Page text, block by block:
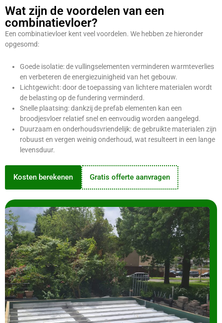
Wat zijn de voordelen van een
combinatievloer?
Een combinatievloer kent veel voordelen. We hebben ze hieronder
opgesomd:
Goede isolatie: de vullingselementen verminderen warmteverlies
en verbeteren de energiezuinigheid van het gebouw.
Lichtgewicht: door de toepassing van lichtere materialen wordt
de belasting op de fundering verminderd.
Snelle plaatsing: dankzij de prefab elementen kan een
broodjesvloer relatief snel en eenvoudig worden aangelegd.
Duurzaam en onderhoudsvriendelijk: de gebruikte materialen zijn
robuust en vergen weinig onderhoud, wat resulteert in een lange
levensduur.
Kosten berekenen Gratis offerte aanvragen